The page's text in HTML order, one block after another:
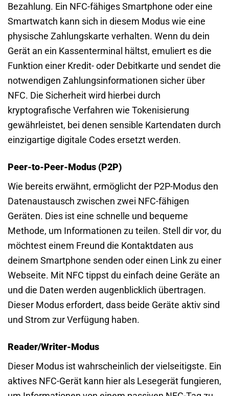
Bezahlung. Ein NFC-fähiges Smartphone oder eine
Smartwatch kann sich in diesem Modus wie eine
physische Zahlungskarte verhalten. Wenn du dein
Gerät an ein Kassenterminal hältst, emuliert es die
Funktion einer Kredit- oder Debitkarte und sendet die
notwendigen Zahlungsinformationen sicher über
NFC. Die Sicherheit wird hierbei durch
kryptografische Verfahren wie Tokenisierung
gewährleistet, bei denen sensible Kartendaten durch
einzigartige digitale Codes ersetzt werden.
Peer-to-Peer-Modus (P2P)
Wie bereits erwähnt, ermöglicht der P2P-Modus den
Datenaustausch zwischen zwei NFC-fähigen
Geräten. Dies ist eine schnelle und bequeme
Methode, um Informationen zu teilen. Stell dir vor, du
möchtest einem Freund die Kontaktdaten aus
deinem Smartphone senden oder einen Link zu einer
Webseite. Mit NFC tippst du einfach deine Geräte an
und die Daten werden augenblicklich übertragen.
Dieser Modus erfordert, dass beide Geräte aktiv sind
und Strom zur Verfügung haben.
Reader/Writer-Modus
Dieser Modus ist wahrscheinlich der vielseitigste. Ein
aktives NFC-Gerät kann hier als Lesegerät fungieren,